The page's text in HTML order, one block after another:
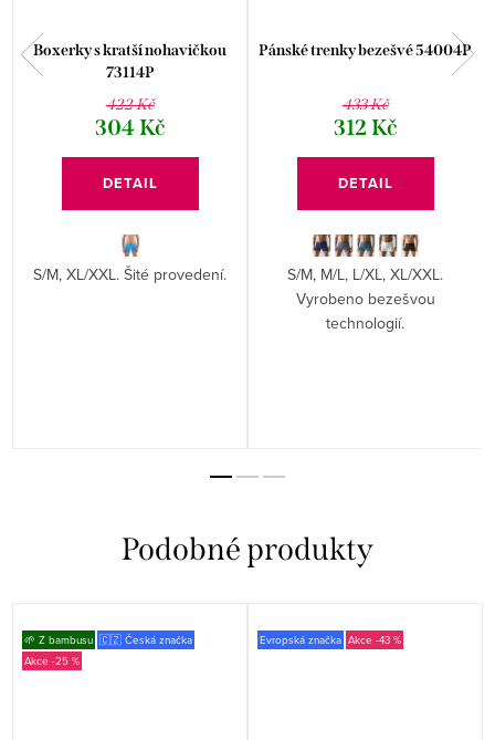
Boxerky s kratší nohavičkou
73114P
422 Kč
304 Kč
DETAIL
S/M, XL/XXL. Šité provedení.
Pánské trenky bezešvé 54004P
433 Kč
312 Kč
DETAIL
S/M, M/L, L/XL, XL/XXL.
Vyrobeno bezešvou
technologií.
🌱 Z bambusu 🇨🇿 Česká značka
-25 %
Evropská značka -43 %